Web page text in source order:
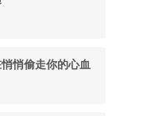
悄偷走你的心血